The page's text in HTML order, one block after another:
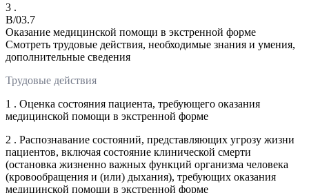
3 .
B/03.7
Оказание медицинской помощи в экстренной форме
Смотреть трудовые действия, необходимые знания и умения,
дополнительные сведения
Трудовые действия
1 . Оценка состояния пациента, требующего оказания
медицинской помощи в экстренной форме
2 . Распознавание состояний, представляющих угрозу жизни
пациентов, включая состояние клинической смерти
(остановка жизненно важных функций организма человека
(кровообращения и (или) дыхания), требующих оказания
медицинской помощи в экстренной форме